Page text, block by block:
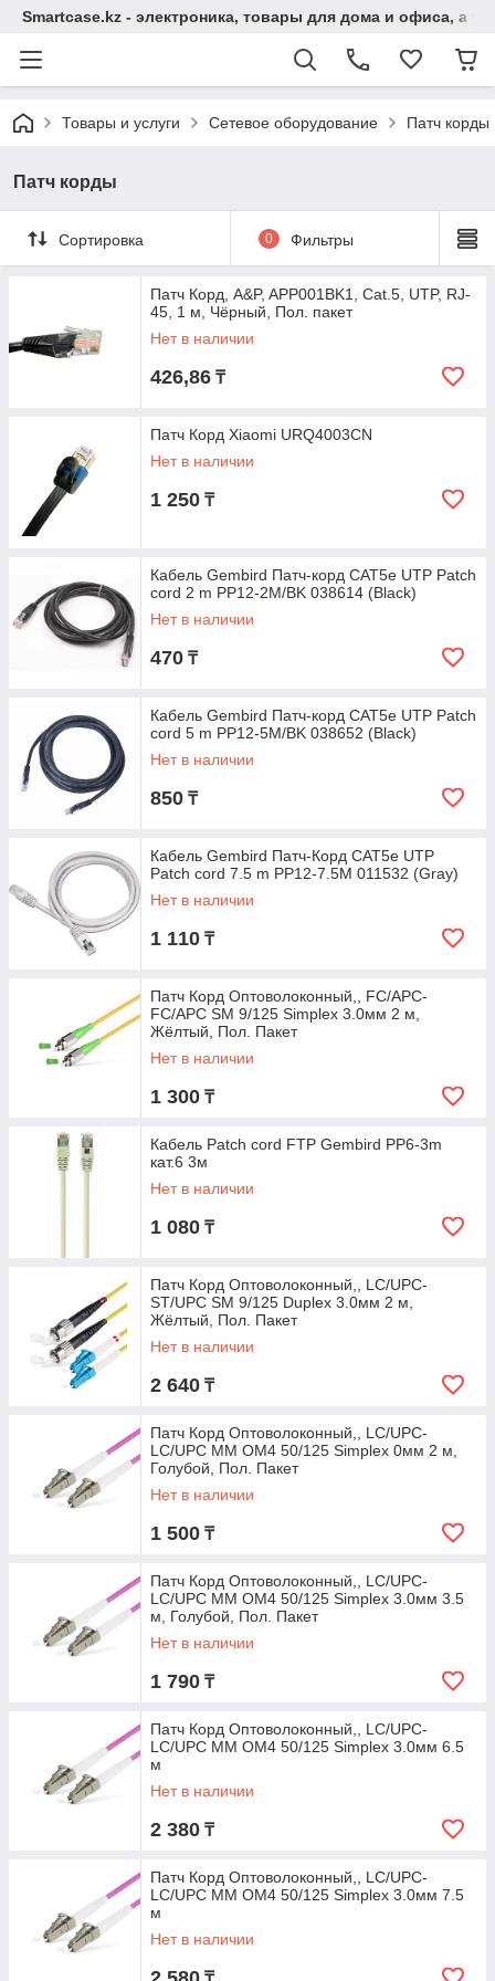
Smartcase.kz - электроника, товары для дома и офиса, а
Товары и услуги Сетевое оборудование Патч корды
Патч корды
Сортировка 0 Фильтры
Патч Корд, A&P, APP001BK1, Cat.5, UTP, RJ-
45, 1 м, Чёрный, Пол. пакет
Нет в наличии
426,86 ₸
Патч Корд Xiaomi URQ4003CN
Нет в наличии
1 250 ₸
Кабель Gembird Патч-корд CAT5e UTP Patch
cord 2 m PP12-2M/BK 038614 (Black)
Нет в наличии
470 ₸
Кабель Gembird Патч-корд CAT5e UTP Patch
cord 5 m PP12-5M/BK 038652 (Black)
Нет в наличии
850 ₸
Кабель Gembird Патч-Корд CAT5e UTP
Patch cord 7.5 m PP12-7.5M 011532 (Gray)
Нет в наличии
1 110 ₸
Патч Корд Оптоволоконный,, FC/APC-
FC/APC SM 9/125 Simplex 3.0мм 2 м,
Жёлтый, Пол. Пакет
Нет в наличии
1 300 ₸
Кабель Patch cord FTP Gembird PP6-3m
кат.6 3м
Нет в наличии
1 080 ₸
Патч Корд Оптоволоконный,, LC/UPC-
ST/UPC SM 9/125 Duplex 3.0мм 2 м,
Жёлтый, Пол. Пакет
Нет в наличии
2 640 ₸
Патч Корд Оптоволоконный,, LC/UPC-
LC/UPC MM OM4 50/125 Simplex 0мм 2 м,
Голубой, Пол. Пакет
Нет в наличии
1 500 ₸
Патч Корд Оптоволоконный,, LC/UPC-
LC/UPC MM OM4 50/125 Simplex 3.0мм 3.5
м, Голубой, Пол. Пакет
Нет в наличии
1 790 ₸
Патч Корд Оптоволоконный,, LC/UPC-
LC/UPC MM OM4 50/125 Simplex 3.0мм 6.5
м
Нет в наличии
2 380 ₸
Патч Корд Оптоволоконный,, LC/UPC-
LC/UPC MM OM4 50/125 Simplex 3.0мм 7.5
м
Нет в наличии